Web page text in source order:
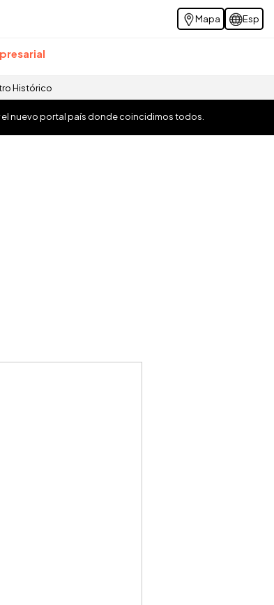
Mapa Esp
Histórico
el nuevo portal país donde coincidimos todos.